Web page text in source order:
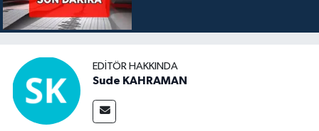
EDITÖR HAKKINDA
Sude KAHRAMAN